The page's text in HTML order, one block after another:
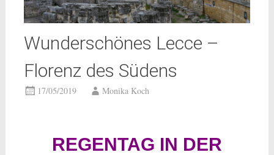
Wunderschönes Lecce –
Florenz des Südens
17/05/2019 Monika Koch
REGENTAG IN DER